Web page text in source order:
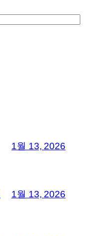
1월 13, 2026
1월 13, 2026